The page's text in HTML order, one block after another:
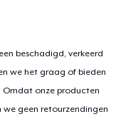
beschadigd, verkeerd
we het graag of bieden
Omdat onze producten
geen retourzendingen